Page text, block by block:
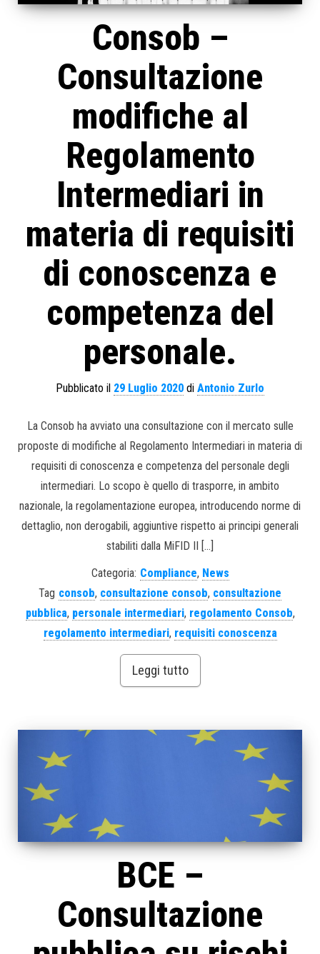
Consob –
Consultazione
modifiche al
Regolamento
Intermediari in
materia di requisiti
di conoscenza e
competenza del
personale.
Pubblicato il 29 Luglio 2020 di Antonio Zurlo
La Consob ha avviato una consultazione con il mercato sulle
proposte di modifiche al Regolamento Intermediari in materia di
requisiti di conoscenza e competenza del personale degli
intermediari. Lo scopo è quello di trasporre, in ambito
nazionale, la regolamentazione europea, introducendo norme di
dettaglio, non derogabili, aggiuntive rispetto ai principi generali
stabiliti dalla MiFID II […]
Categoria: Compliance, News
Tag consob, consultazione consob, consultazione
pubblica, personale intermediari, regolamento Consob,
regolamento intermediari, requisiti conoscenza
Leggi tutto
BCE –
Consultazione